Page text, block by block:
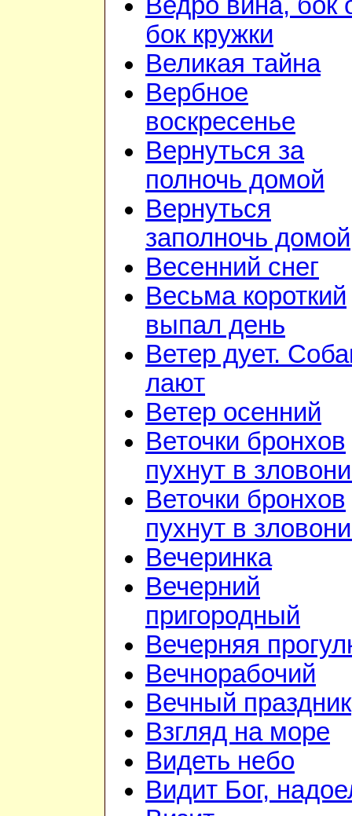
Ведро вина, бок
бок кружки
Великая тайна
Вербное
воскресенье
Вернуться за
полночь домой
Вернуться
заполночь домой
Весенний снег
Весьма короткий
выпал день
Ветер дует.
лают
Ветер осенний
Веточки бронхов
пухнут в
Веточки бронхов
пухнут в
Вечеринка
Вечерний
пригородный
Вечерняя
Вечнорабочий
Вечный праздник
Взгляд на море
Видеть небо
Видит Бог,